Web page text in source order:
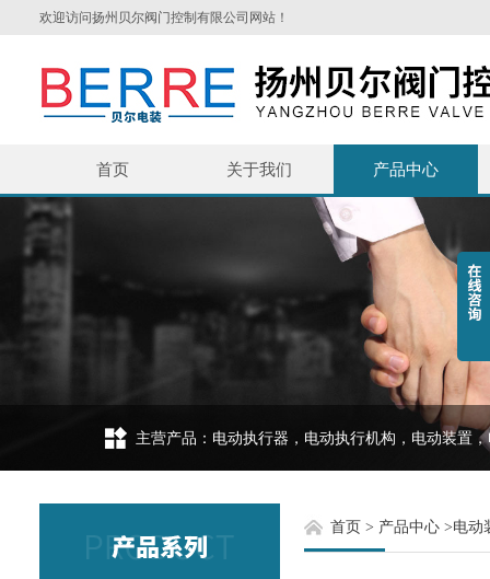
欢迎访问扬州贝尔阀门控制有限公司网站！
首页 关于我们 产品中心
主营产品：电动执行器，电动执行机构，电动装置
首页 > 产品中心>电动